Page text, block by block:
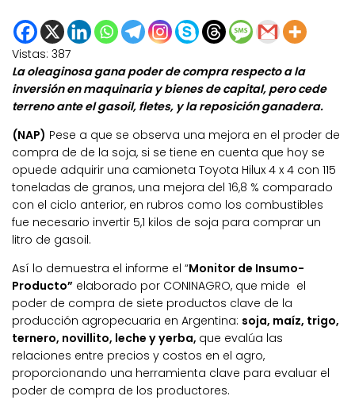
Vistas: 387
La oleaginosa gana poder de compra respecto a la
inversión en maquinaria y bienes de capital, pero cede
terreno ante el gasoil, fletes, y la reposición ganadera.
(NAP) Pese a que se observa una mejora en el proder de
compra de de la soja, si se tiene en cuenta que hoy se
opuede adquirir una camioneta Toyota Hilux 4 x 4 con 115
toneladas de granos, una mejora del 16,8 % comparado
con el ciclo anterior, en rubros como los combustibles
fue necesario invertir 5,1 kilos de soja para comprar un
litro de gasoil.
Así lo demuestra el informe el “Monitor de Insumo-
Producto” elaborado por CONINAGRO, que mide el
poder de compra de siete productos clave de la
producción agropecuaria en Argentina: soja, maíz, trigo,
ternero, novillito, leche y yerba, que evalúa las
relaciones entre precios y costos en el agro,
proporcionando una herramienta clave para evaluar el
poder de compra de los productores.